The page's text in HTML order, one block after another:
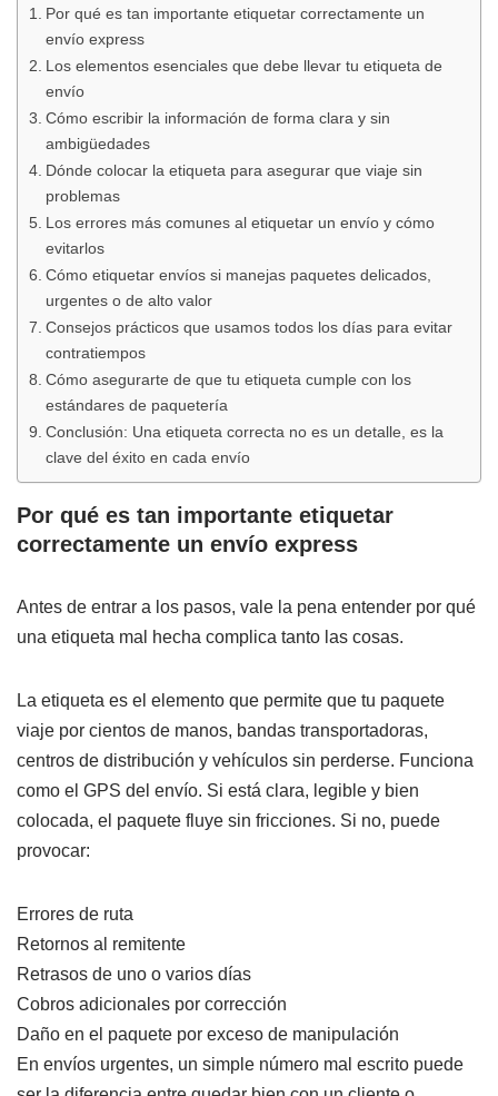
Por qué es tan importante etiquetar correctamente un
envío express
Los elementos esenciales que debe llevar tu etiqueta de
envío
Cómo escribir la información de forma clara y sin
ambigüedades
Dónde colocar la etiqueta para asegurar que viaje sin
problemas
Los errores más comunes al etiquetar un envío y cómo
evitarlos
Cómo etiquetar envíos si manejas paquetes delicados,
urgentes o de alto valor
Consejos prácticos que usamos todos los días para evitar
contratiempos
Cómo asegurarte de que tu etiqueta cumple con los
estándares de paquetería
Conclusión: Una etiqueta correcta no es un detalle, es la
clave del éxito en cada envío
Por qué es tan importante etiquetar
correctamente un envío express
Antes de entrar a los pasos, vale la pena entender por qué
una etiqueta mal hecha complica tanto las cosas.
La etiqueta es el elemento que permite que tu paquete
viaje por cientos de manos, bandas transportadoras,
centros de distribución y vehículos sin perderse. Funciona
como el GPS del envío. Si está clara, legible y bien
colocada, el paquete fluye sin fricciones. Si no, puede
provocar:
Errores de ruta
Retornos al remitente
Retrasos de uno o varios días
Cobros adicionales por corrección
Daño en el paquete por exceso de manipulación
En envíos urgentes, un simple número mal escrito puede